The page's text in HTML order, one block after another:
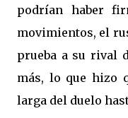
podrían haber
movimientos, el
prueba a su rival
más, lo que hizo
larga del duelo